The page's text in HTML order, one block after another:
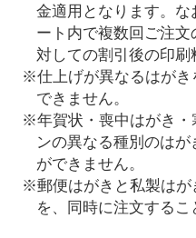
金適用となります。な
ート内で複数回ご注
対しての割引後の印刷
※仕上げが異なるはがき
できません。
※年賀状・喪中はがき・
ンの異なる種別のは
ができません。
※郵便はがきと私製はが
を、同時に注文するこ